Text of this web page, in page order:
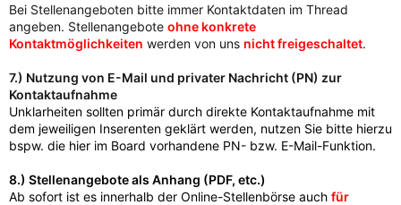
Bei Stellenangeboten bitte immer Kontaktdaten im Thread
angeben. Stellenangebote ohne konkrete
Kontaktmöglichkeiten werden von uns nicht freigeschaltet.
7.) Nutzung von E-Mail und privater Nachricht (PN) zur
Kontaktaufnahme
Unklarheiten sollten primär durch direkte Kontaktaufnahme mit
dem jeweiligen Inserenten geklärt werden, nutzen Sie bitte hierzu
bspw. die hier im Board vorhandene PN- bzw. E-Mail-Funktion.
8.) Stellenangebote als Anhang (PDF, etc.)
Ab sofort ist es innerhalb der Online-Stellenbörse auch für